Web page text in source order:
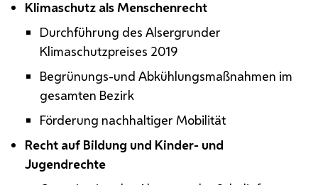
Klimaschutz als Menschenrecht
Durchführung des Alsergrunder
Klimaschutzpreises 2019
Begrünungs-und Abkühlungsmaßnahmen im
gesamten Bezirk
Förderung nachhaltiger Mobilität
Recht auf Bildung und Kinder- und
Jugendrechte